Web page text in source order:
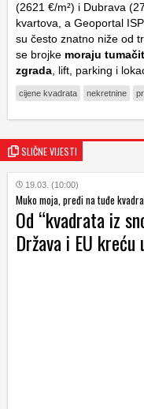
(2621 €/m²) i Dubrava
kvartova, a Geoportal
su često znatno niže od
se brojke moraju
zgrada , lift, parking i
cijene kvadrata nekretnine
SLIČNE VIJESTI
19.03. (10:00)
Muko moja, pređi na tuđe
Od “kvadrata iz
Država i EU